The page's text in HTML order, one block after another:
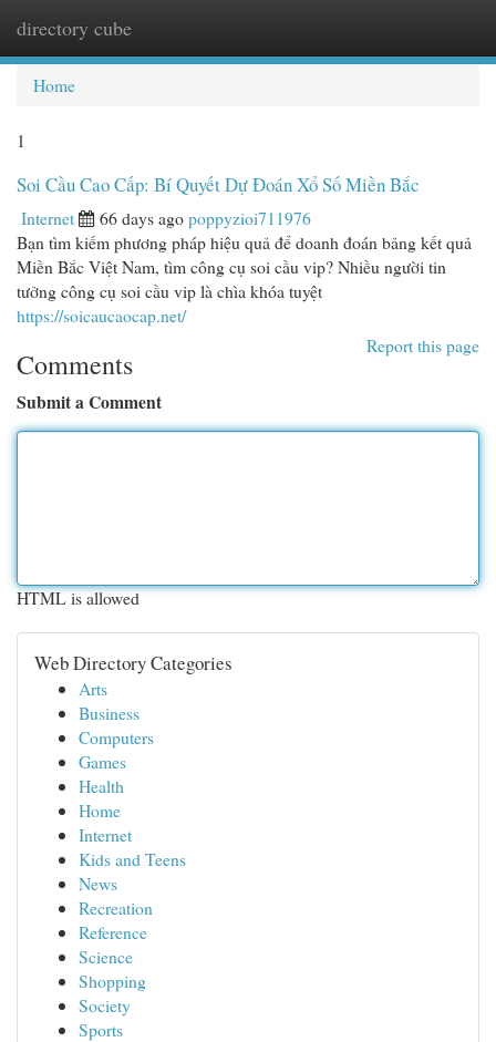
directory cube
Home
1
Soi Cầu Cao Cấp: Bí Quyết Dự Đoán Xổ Số Miền Bắc
Internet 66 days agopoppyzioi711976
Bạn tìm kiếm phương pháp hiệu quả để doanh đoán bảng kết quả
Miền Bắc Việt Nam, tìm công cụ soi cầu vip? Nhiều người tin
tưởng công cụ soi cầu vip là chìa khóa tuyệt
https://soicaucaocap.net/
Report this page
Comments
Submit a Comment
HTML is allowed
Web Directory Categories
Arts
Business
Computers
Games
Health
Home
Internet
Kids and Teens
News
Recreation
Reference
Science
Shopping
Society
Sports